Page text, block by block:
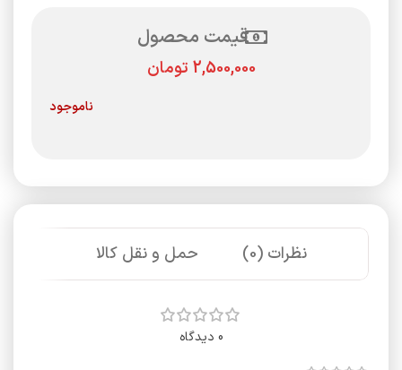
قیمت محصول
تومان
ناموجود
نظرات (0) حمل و نقل کالا
0 دیدگاه